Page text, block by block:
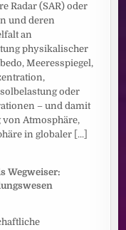
Radar (SAR) oder
und deren
an
physikalischer
Meeresspiegel,
oder
– und damit
von Atmosphäre,
in globaler [...]
Wegweiser: